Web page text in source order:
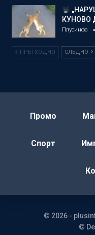
КУНОВО
Плусинфо
ПРЕТХОДНО СЛЕДНО
Промо
Спорт
© 2026 -
©